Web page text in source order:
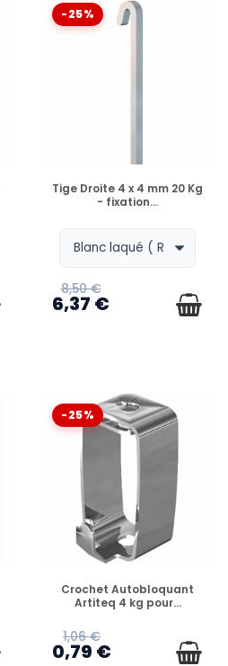
-25%
EN STOCK
Tige Droite 4 x 4 mm 20 Kg
- fixation...
8,50 €
6,37 €
-25%
EN STOCK
Crochet Autobloquant
Artiteq 4 kg pour...
1,06 €
0,79 €